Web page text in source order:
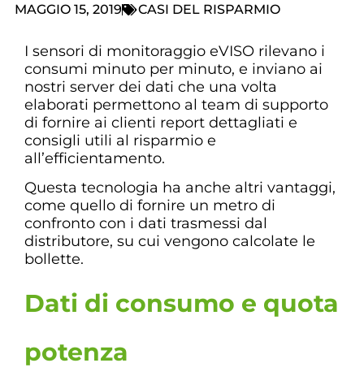
MAGGIO 15, 2019 CASI DEL RISPARMIO
I sensori di monitoraggio eVISO rilevano i
consumi minuto per minuto, e inviano ai
nostri server dei dati che una volta
elaborati permettono al team di supporto
di fornire ai clienti report dettagliati e
consigli utili al risparmio e
all’efficientamento.
Questa tecnologia ha anche altri vantaggi,
come quello di fornire un metro di
confronto con i dati trasmessi dal
distributore, su cui vengono calcolate le
bollette.
Dati di consumo e quota
potenza